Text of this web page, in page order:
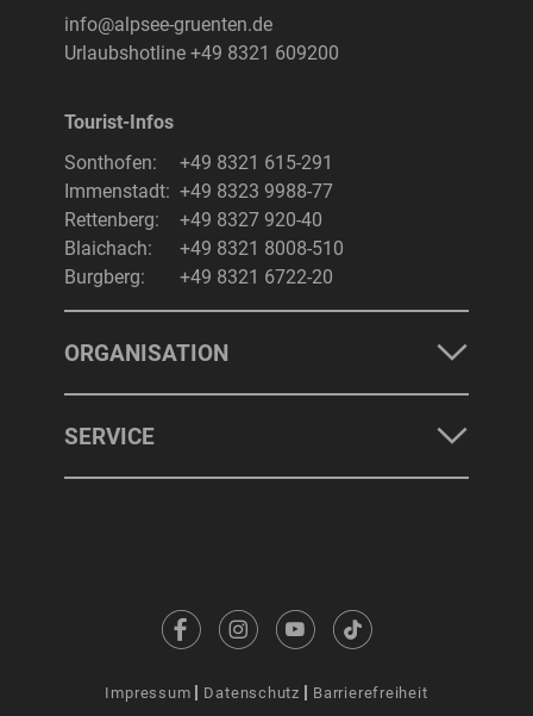
info@alpsee-gruenten.de
Urlaubshotline +49 8321 609200
Tourist-Infos
Sonthofen:
+49 8321 615-291
Immenstadt: +49 8323 9988-77
Rettenberg:
+49 8327 920-40
Blaichach:
+49 8321 8008-510
Burgberg:
+49 8321 6722-20
ORGANISATION
SERVICE
Impressum Datenschutz Barrierefreiheit